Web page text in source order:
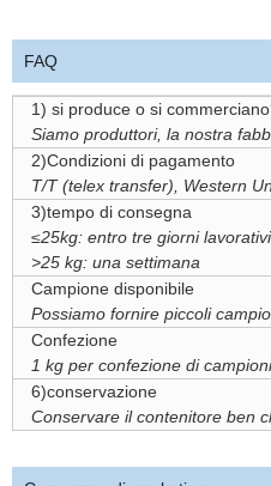
FAQ
1) si produce o si
Siamo produttori, la nostra
2)Condizioni di pagamento
T/T (telex transfer), Western
3)tempo di consegna
≤25kg: entro tre giorni
>25 kg: una settimana
Campione disponibile
Possiamo fornire piccoli
Confezione
1 kg per confezione di
6)conservazione
Conservare il contenitore ben